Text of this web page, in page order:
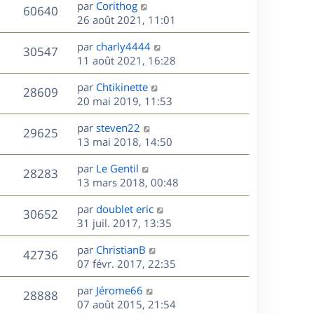
e
s
n
i
e
r
m
e
s
s
a
g
e
60640V
u
s
D
e
r
n
i
e
r
m
e
s
s
a
g
e
par Corithog
26 août 2021, 11:01
30547V
u
D
e
r
n
i
e
r
m
e
s
s
a
g
e
par charly4444
11 août 2021, 16:28
28609V
u
s
D
e
r
n
i
e
r
m
e
s
s
a
g
e
par Chtikinette
20 mai 2019, 11:53
29625V
u
e
s
D
e
r
n
i
e
r
m
e
s
s
a
g
e
par steven22
13 mai 2018, 14:50
28283V
u
e
D
e
r
n
i
e
r
m
e
s
s
par Le Gentil
13 mars 2018, 00:48
30652V
u
e
s
D
e
r
n
i
e
r
m
par doublet eric
31 juil. 2017, 13:35
42736V
u
e
D
e
r
n
i
par ChristianB
07 févr. 2017, 22:35
28888V
D
e
par Jérome66
07 août 2015, 21:54